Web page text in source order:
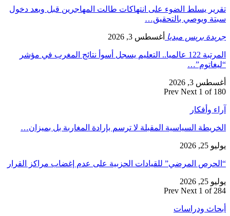
تقرير يسلط الضوء على انتهاكات طالت المهاجرين قبل وبعد دخول
سبتة ويوصي بالتحقيق…
جريدة بريس ميديا أغسطس 3, 2026
المرتبة 122 عالميا.. التعليم يسجل أسوأ نتائج المغرب في مؤشر
“ليغاتوم”…
أغسطس 3, 2026
Prev Next 1 of 180
آراء وأفكار
الخريطة السياسية المقبلة لا ترسم بإرادة المغاربة بل بميزان…
يوليو 25, 2026
“الحرص المرضي” للقيادات الحزبية على عدم إغضاب مراكز القرار
يوليو 25, 2026
Prev Next 1 of 284
أبحاث ودراسات